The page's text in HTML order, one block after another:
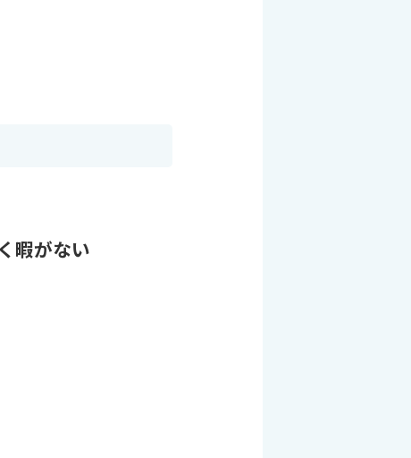
暇がない